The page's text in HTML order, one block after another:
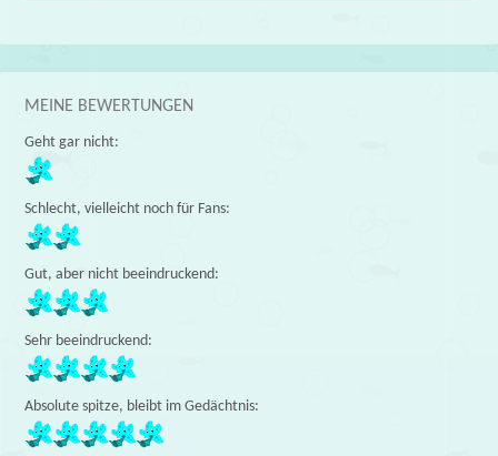
MEINE BEWERTUNGEN
Geht gar nicht:
Schlecht, vielleicht noch für Fans:
Gut, aber nicht beeindruckend:
Sehr beeindruckend:
Absolute spitze, bleibt im Gedächtnis: